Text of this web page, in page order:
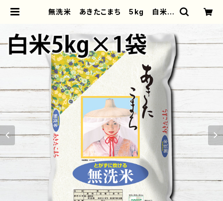
無洗米 あきたこまち 5kg 白米
しいお米 5キロ | iPhoneケース/
スマホケース/Tシャツ/おしゃれ/イラ
ストレーター/グッズ/人気/後払い/通
販｜雑貨屋アリうさ